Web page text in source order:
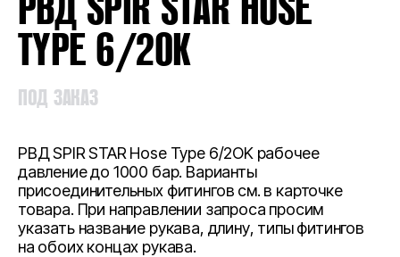
TYPE 6/2OK
ПОД ЗАКАЗ
РВД SPIR STAR Hose Type 6/2OK рабочее
давление до 1000 бар. Варианты
присоединительных фитингов см. в карточке
товара. При направлении запроса просим
указать название рукава, длину, типы фитингов
на обоих концах рукава.